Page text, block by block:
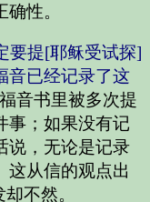
性。
要提[耶稣受试探]
音已经记录了这
音书里被多次提
事；如果没有记
说，无论是记录
这从信的观点出
不然。